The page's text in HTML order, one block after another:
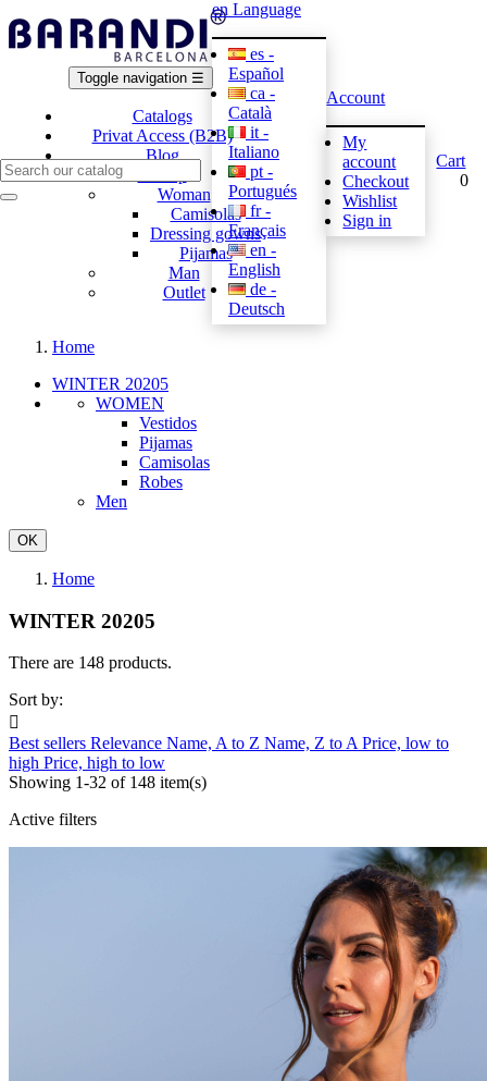
Toggle navigation ☰
Catalogs
Privat Access (B2B)
Blog
Woman
Camisolas
Dressing gowns
Pijamas
Man
Outlet
en Language
es -
Español
ca -
Català
it -
Italiano
pt -
Portugués
fr -
Français
en -
English
de -
Deutsch
Account
My
account
Checkout
Wishlist
Sign in
Cart
0
Home
WINTER 20205
WOMEN
Vestidos
Pijamas
Camisolas
Robes
Men
OK
Home
WINTER 20205
There are 148 products.
Sort by:

Best sellers Relevance Name, A to Z Name, Z to APrice, low to
high Price, high to low
Showing 1-32 of 148 item(s)
Active filters